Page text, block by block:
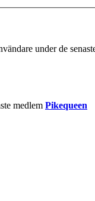
under de
medlem Pikequeen